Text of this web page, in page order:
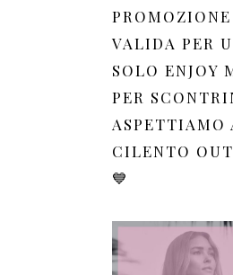
PROMOZIONE
VALIDA PER
SOLO ENJOY
PER
ASPETTIAMO
CILENTO
💙